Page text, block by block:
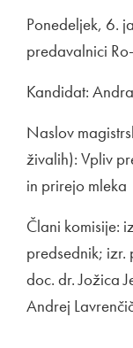
Ponedeljek, 6.
predavalnici
Kandidat:
Naslov
živalih): Vpliv
in prirejo mleka
Člani komisije:
predsednik; izr.
doc. dr. Jožica
Andrej